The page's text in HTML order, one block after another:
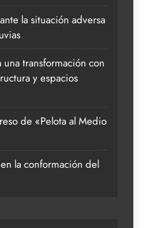
la situación adversa
transformación con
y espacios
de «Pelota al Medio
la conformación del